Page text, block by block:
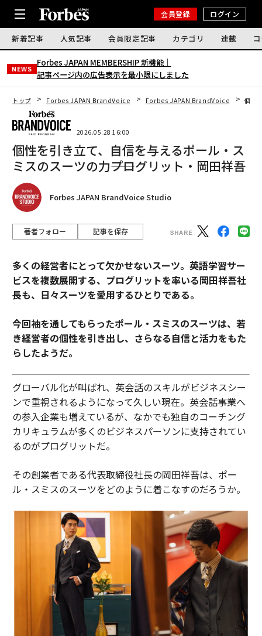
会員登録 ログイン
新着記事 人気記事 会員限定記事 カテゴリ 連載
NEWS
Forbes JAPAN MEMBERSHIP 新機能｜
記事ページ内の広告表示を最小限にしました
トップ Forbes JAPAN BrandVoice Forbes JAPAN BrandVoice 個性
2026.05.28 16:00
個性を引き立て、自信を与えるポール・ス
ミスのスーツの力――プログリット・岡田祥吾
Forbes JAPAN BrandVoice Studio
著者フォロー 記事を保存
多くの経営者にとって欠かせないスーツ。 英語学習サー
ビスを複数展開する、プログリットを率いる岡田祥吾社
長も、日々スーツを愛用するひとりである。
今回袖を通してもらったポール・スミスのスーツは、若
き経営者の個性を引き出し、さらなる自信と活力をもた
らしたようだ。
グローバル化が叫ばれ、英会話のスキルがビジネスシー
ンで重視されるようになって久しい現在。英会話事業へ
の参入企業も増えているが、なかでも独自のコーチング
カリキュラムが多くのビジネスパーソンに支持されてい
るのがプログリットだ。
その創業者である代表取締役社長の岡田祥吾は、ポー
ル・スミスのスーツをどのように着こなすのだろうか。